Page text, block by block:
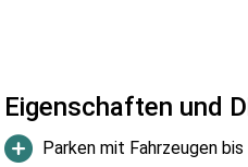
Eigenschaften und
Parken mit Fahrzeugen